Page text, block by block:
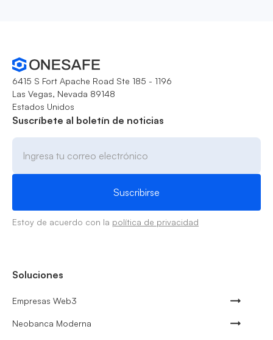
6415 S Fort Apache Road Ste 185 - 1196
Las Vegas, Nevada 89148
Estados Unidos
Suscríbete al boletín de noticias
Estoy de acuerdo con la política de privacidad
Soluciones
Empresas Web3
Neobanca Moderna